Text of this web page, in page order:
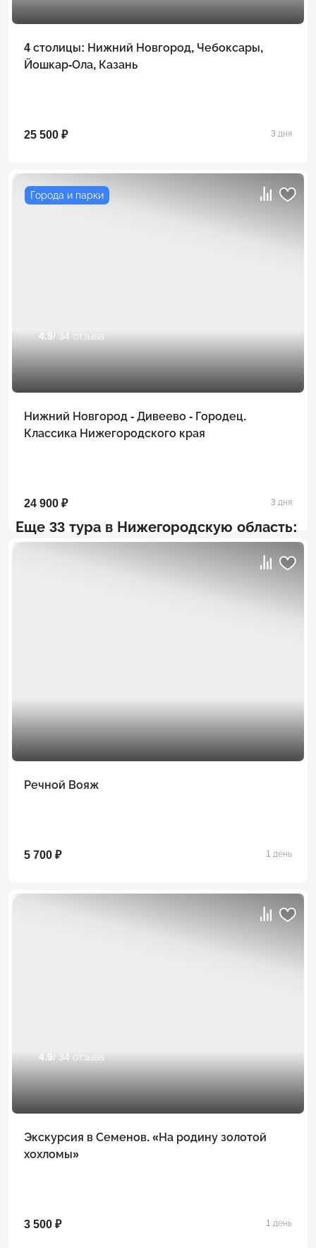
4 столицы: Нижний Новгород, Чебоксары,
Йошкар-Ола, Казань
25 500 ₽ 3 дня
Города и парки
4.9 / 34 отзыва
Нижний Новгород - Дивеево - Городец.
Классика Нижегородского края
24 900 ₽ 3 дня
Еще 33 тура в Нижегородскую область:
Речной Вояж
5 700 ₽ 1 день
4.9 / 34 отзыва
Экскурсия в Семенов. «На родину золотой
хохломы»
3 500 ₽ 1 день